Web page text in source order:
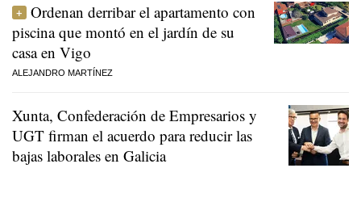
Ordenan derribar el apartamento con
piscina que montó en el jardín de su
casa en Vigo
ALEJANDRO MARTÍNEZ
Xunta, Confederación de Empresarios y
UGT firman el acuerdo para reducir las
bajas laborales en Galicia